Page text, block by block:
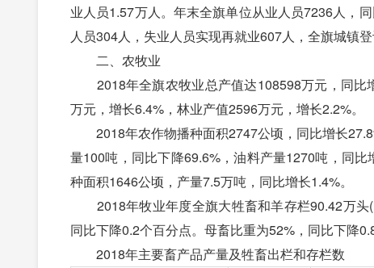
业人员1.57万人。年末全旗单位从业人员7236人，
人员304人，失业人员实现再就业607人，全旗城镇登
二、农牧业
2018年全旗农牧业总产值达108598万元，同比
万元，增长6.4%，林业产值2596万元，增长2.2%。
2018年农作物播种面积2747公顷，同比增长
量100吨，同比下降69.6%，油料产量1270吨，同
种面积1646公顷，产量7.5万吨，同比增长1.4%。
2018年牧业年度全旗大牲畜和羊存栏90.42万头(
同比下降0.2个百分点。母畜比重为52%，同比下降
2018年主要畜产品产量及牲畜出栏和存栏数